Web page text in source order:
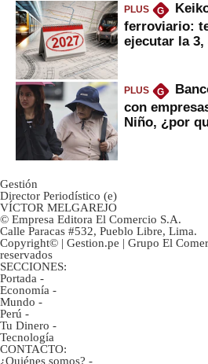
PLUS G
ferroviario:
ejecutar la 3,
PLUS G
con
Niño, ¿por
Gestión
Director Periodístico (e)
VÍCTOR MELGAREJO
© Empresa Editora El Comercio S.A.
Calle Paracas #532, Pueblo Libre, Lima.
Copyright© | Gestion.pe | Grupo El
reservados
SECCIONES:
Portada -
Economía -
Mundo -
Perú -
Tu Dinero -
Tecnología
CONTACTO:
¿Quiénes somos? -